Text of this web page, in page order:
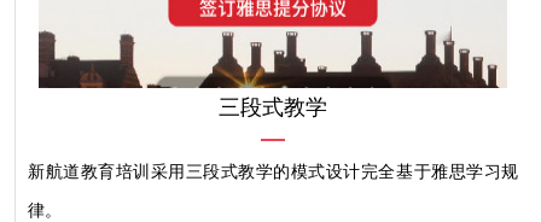
三段式教学
新航道教育培训采用三段式教学的模式设计完全基于雅思学习规
律。